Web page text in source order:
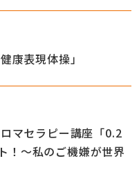
康表現体操」
マセラピー講座「0.2
！～私のご機嫌が世界